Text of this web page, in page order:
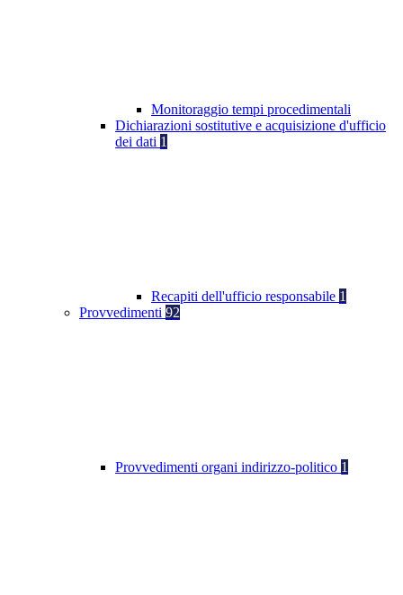
Monitoraggio tempi procedimentali
Dichiarazioni sostitutive e acquisizione d'ufficio
dei dati 1
Recapiti dell'ufficio responsabile 1
Provvedimenti 92
Provvedimenti organi indirizzo-politico 1